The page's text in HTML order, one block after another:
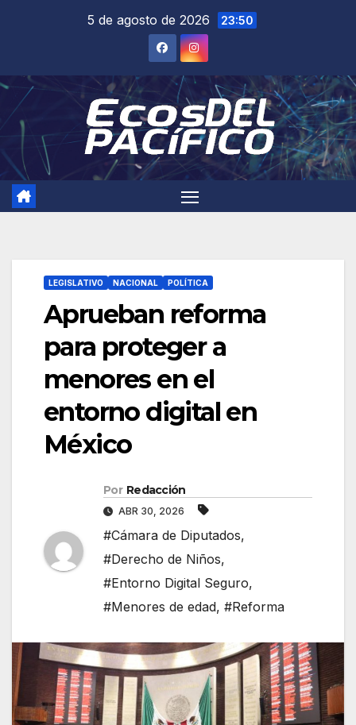
5 de agosto de 2026 23:50
LEGISLATIVO NACIONAL POLÍTICA
Aprueban reforma
para proteger a
menores en el
entorno digital en
México
Por Redacción
ABR 30, 2026
#Cámara de Diputados,
#Derecho de Niños,
#Entorno Digital Seguro,
#Menores de edad, #Reforma